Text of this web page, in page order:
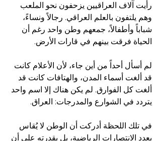
رأيت آلاف العراقيين يزحفون نحو الملعب
وهم يلتفون بالعلم العراقي. رجالاً ونساءً،
شباباً وأطفالاً، جمعهم وطن واحد رغم أن
الحياة فرقت بينهم في قارات الأرض.
لم أسأل أحداً من أين جاء، لأن الأعلام كانت
قد ألغت أسماء المدن، والهتافات كانت قد
ألغت كل الفوارق. لم يكن هناك إلا اسم واحد
يتردد في الشوارع والمدرجات: العراق.
في تلك اللحظة أدركت أن الوطن لا يُقاس
بعدد الانتصارات الرياضية، بل بقدرته على أن